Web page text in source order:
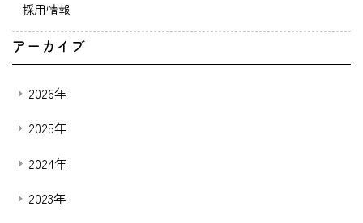
採用情報
アーカイブ
2026年
2025年
2024年
2023年